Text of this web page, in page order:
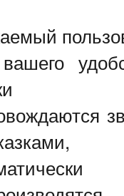
Настройки
: #ГОД